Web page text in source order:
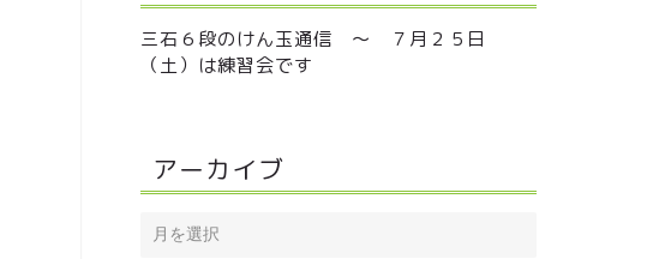
三石６段のけん玉通信 ～ ７月２５日
（土）は練習会です
アーカイブ